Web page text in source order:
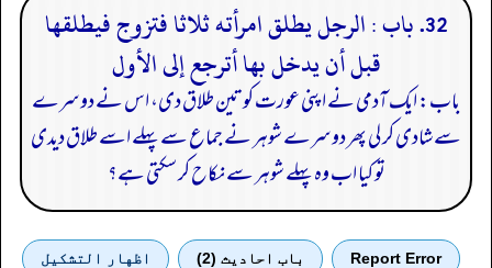
32. باب : الرجل يطلق امرأته ثلاثا فتزوج فيطلقها
قبل أن يدخل بها أترجع إلى الأول
باب: ایک آدمی نے اپنی عورت کو تین طلاق دی، اس نے دوسرے
سے شادی کر لی پھر دوسرے شوہر نے جماع سے پہلے اسے طلاق دیدی
تو کیا اب وہ پہلے شوہر سے نکاح کر سکتی ہے؟
Report Error باب احادیث (2) اظهار التشكيل